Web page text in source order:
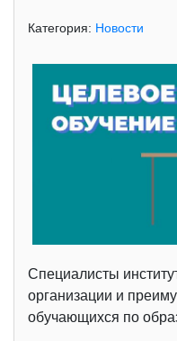
Категория: Новости
Специалисты
организации и
обучающихся по